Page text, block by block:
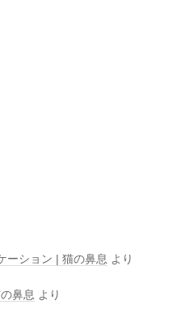
ーション | 猫の鼻息 より
鼻息 より